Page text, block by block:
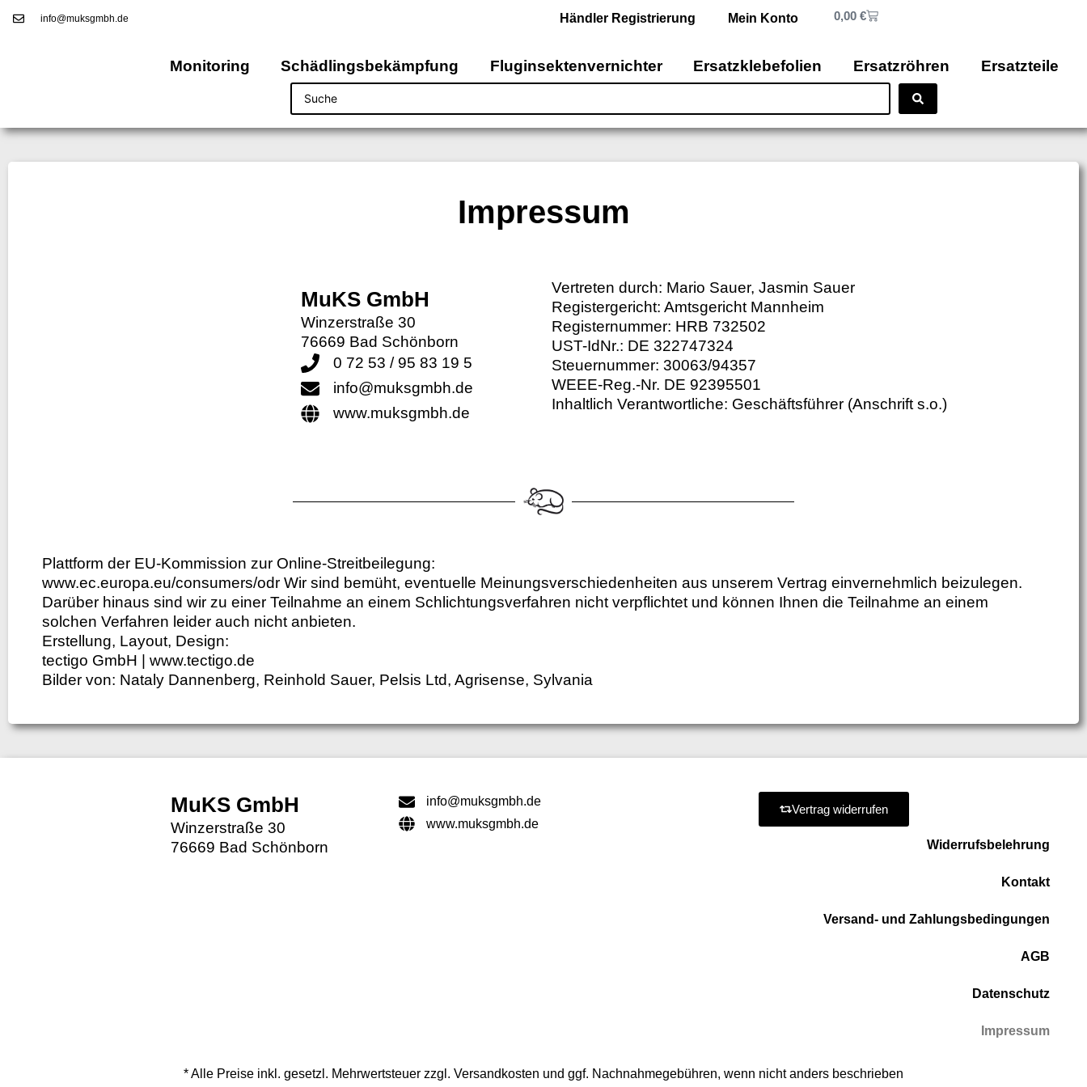
info@muksgmbh.de Händler Registrierung Mein Konto 0,00 €
Monitoring Schädlingsbekämpfung Fluginsektenvernichter Ersatzklebefolien Ersatzröhren Ersatzteile
Impressum
MuKS GmbH
Winzerstraße 30
76669 Bad Schönborn
0 72 53 / 95 83 19 5
info@muksgmbh.de
www.muksgmbh.de
Vertreten durch: Mario Sauer, Jasmin Sauer
Registergericht: Amtsgericht Mannheim
Registernummer: HRB 732502
UST-IdNr.: DE 322747324
Steuernummer: 30063/94357
WEEE-Reg.-Nr. DE 92395501
Inhaltlich Verantwortliche: Geschäftsführer (Anschrift s.o.)
Plattform der EU-Kommission zur Online-Streitbeilegung:
www.ec.europa.eu/consumers/odr Wir sind bemüht, eventuelle Meinungsverschiedenheiten aus unserem Vertrag einvernehmlich beizulegen.
Darüber hinaus sind wir zu einer Teilnahme an einem Schlichtungsverfahren nicht verpflichtet und können Ihnen die Teilnahme an einem
solchen Verfahren leider auch nicht anbieten.
Erstellung, Layout, Design:
tectigo GmbH | www.tectigo.de
Bilder von: Nataly Dannenberg, Reinhold Sauer, Pelsis Ltd, Agrisense, Sylvania
MuKS GmbH
Winzerstraße 30
76669 Bad Schönborn
info@muksgmbh.de
www.muksgmbh.de
Vertrag widerrufen
Widerrufsbelehrung
Kontakt
Versand- und Zahlungsbedingungen
AGB
Datenschutz
Impressum
* Alle Preise inkl. gesetzl. Mehrwertsteuer zzgl. Versandkosten und ggf. Nachnahmegebühren, wenn nicht anders beschrieben